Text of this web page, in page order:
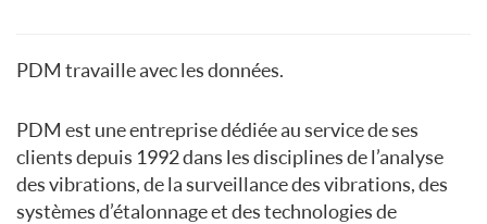
PDM travaille avec les données.
PDM est une entreprise dédiée au service de ses
clients depuis 1992 dans les disciplines de l’analyse
des vibrations, de la surveillance des vibrations, des
systèmes d’étalonnage et des technologies de